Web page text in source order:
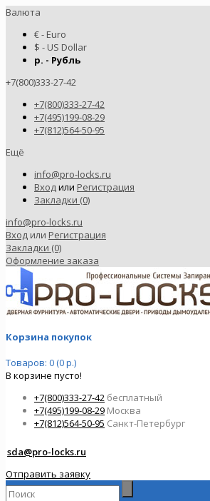
Валюта
€ - Euro
$ - US Dollar
р. - Рубль
+7(800)333-27-42
+7(800)333-27-42
+7(495)199-08-29
+7(812)564-50-95
Ещё
info@pro-locks.ru
Входили Регистрация
Закладки (0)
info@pro-locks.ru
Вход или Регистрация
Закладки (0)
Оформление заказа
Корзина покупок
Товаров: 0 (0 р.)
В корзине пусто!
+7(800)333-27-42 бесплатный
+7(495)199-08-29 Москва
+7(812)564-50-95 Санкт-Петербург
sda@pro-locks.ru
Отправить заявку